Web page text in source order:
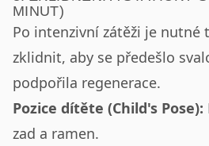
MINUT)
Po intenzivní zátěži je nutné
zklidnit, aby se předešlo
podpořila regenerace.
Pozice dítěte (Child's Pose):
zad a ramen.